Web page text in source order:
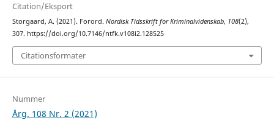
Citation/Eksport
Storgaard, A. (2021). Forord. Nordisk Tidsskrift for Kriminalvidenskab, 108(2),
307. https://doi.org/10.7146/ntfk.v108i2.128525
Citationsformater
Nummer
Årg. 108 Nr. 2 (2021)